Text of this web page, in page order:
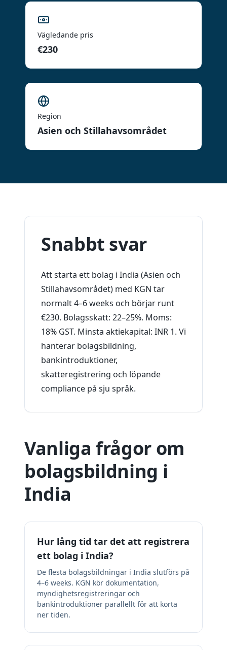
Vägledande pris
€230
Region
Asien och Stillahavsområdet
Snabbt svar
Att starta ett bolag i India (Asien och
Stillahavsområdet) med KGN tar
normalt 4–6 weeks och börjar runt
€230. Bolagsskatt: 22–25%. Moms:
18% GST. Minsta aktiekapital: INR 1. Vi
hanterar bolagsbildning,
bankintroduktioner,
skatteregistrering och löpande
compliance på sju språk.
Vanliga frågor om
bolagsbildning i
India
Hur lång tid tar det att registrera
ett bolag i India?
De flesta bolagsbildningar i India slutförs på
4–6 weeks. KGN kör dokumentation,
myndighetsregistreringar och
bankintroduktioner parallellt för att korta
ner tiden.